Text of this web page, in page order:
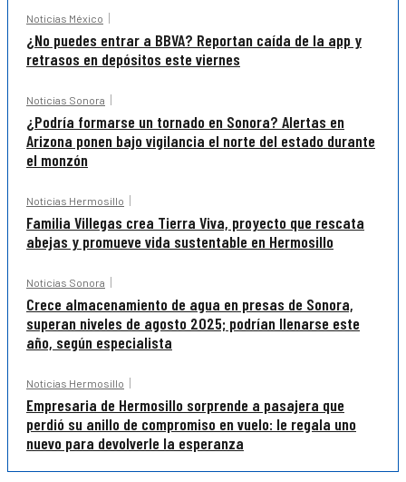
Noticias México
¿No puedes entrar a BBVA? Reportan caída de la app y
retrasos en depósitos este viernes
Noticias Sonora
¿Podría formarse un tornado en Sonora? Alertas en
Arizona ponen bajo vigilancia el norte del estado durante
el monzón
Noticias Hermosillo
Familia Villegas crea Tierra Viva, proyecto que rescata
abejas y promueve vida sustentable en Hermosillo
Noticias Sonora
Crece almacenamiento de agua en presas de Sonora,
superan niveles de agosto 2025; podrían llenarse este
año, según especialista
Noticias Hermosillo
Empresaria de Hermosillo sorprende a pasajera que
perdió su anillo de compromiso en vuelo: le regala uno
nuevo para devolverle la esperanza